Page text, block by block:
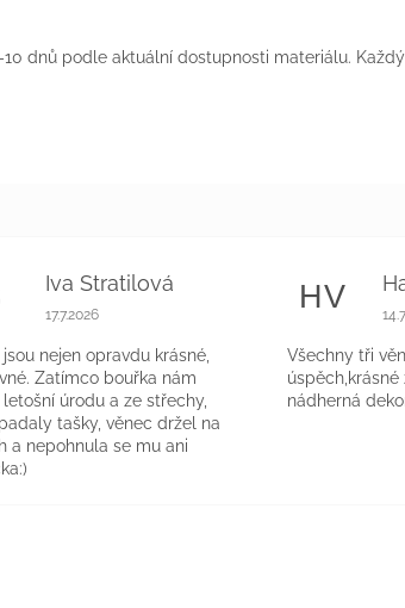
dnů podle aktuální dostupnosti materiálu.
Iva Stratilová
Hodnocení obchodu je 5 z 5 hvězdiček.
17.7.2026
nejen opravdu krásné,
Zatímco bouřka nám
úrodu a ze střechy,
tašky, věnec držel na
a nepohnula se mu ani
HV
Všechny tři
nádherná